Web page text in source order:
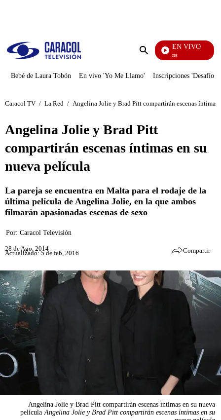
Enviar
EN VIVO
Sábados Felices
Bebé de Laura Tobón En vivo 'Yo Me Llamo' Inscripciones 'Desafío'
Caracol TV / La Red / Angelina Jolie y Brad Pitt compartirán escenas íntimas
Angelina Jolie y Brad Pitt
compartirán escenas íntimas en su
nueva película
La pareja se encuentra en Malta para el rodaje de la
última película de Angelina Jolie, en la que ambos
filmarán apasionadas escenas de sexo
Por: Caracol Televisión
28 de Ago, 2014
Actualizado: 5 de feb, 2016 Compartir
Angelina Jolie y Brad Pitt compartirán escenas íntimas en su nueva
película Angelina Jolie y Brad Pitt compartirán escenas íntimas en su